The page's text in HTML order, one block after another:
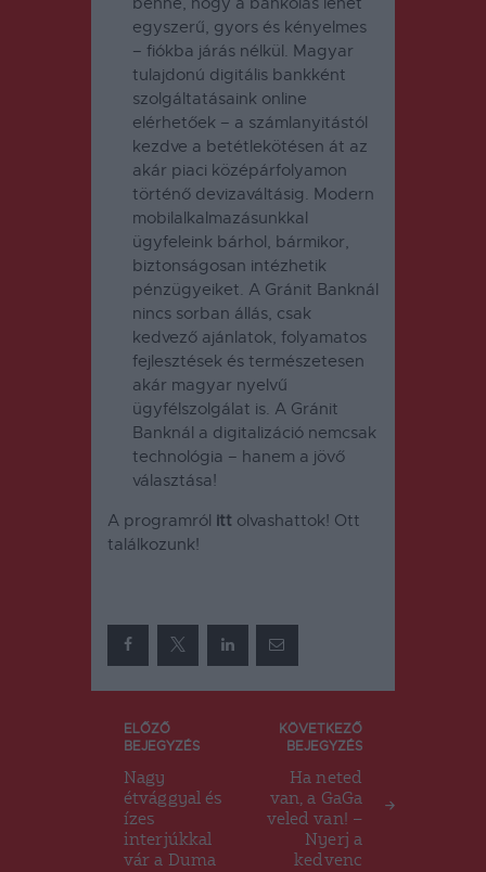
egyszerű, gyors és kényelmes
– fiókba járás nélkül. Magyar
tulajdonú digitális bankként
szolgáltatásaink online
elérhetőek – a számlanyitástól
kezdve a betétlekötésen át az
akár piaci középárfolyamon
történő devizaváltásig. Modern
mobilalkalmazásunkkal
ügyfeleink bárhol, bármikor,
biztonságosan intézhetik
pénzügyeiket. A Gránit Banknál
nincs sorban állás, csak
kedvező ajánlatok, folyamatos
fejlesztések és természetesen
akár magyar nyelvű
ügyfélszolgálat is. A Gránit
Banknál a digitalizáció nemcsak
technológia – hanem a jövő
választása!
A programról itt olvashattok! Ott
találkozunk!
Bejegyzés
navigáció
ELŐZŐ
BEJEGYZÉS
Nagy
étvággyal és
ízes
interjúkkal
vár a Duma
KÖVETKEZŐ
BEJEGYZÉS
Ha neted
van, a GaGa
veled van! –
Nyerj a
kedvenc